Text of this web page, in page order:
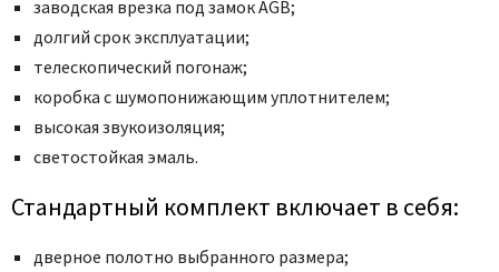
Profil Doors
Profilo Porte
Protector
Regidoors
STR
Torex
заводская врезка под замок AGB;
долгий срок эксплуатации;
телескопический погонаж;
коробка с шумопонижающим уплотнителем;
высокая звукоизоляция;
светостойкая эмаль.
Стандартный комплект включает в себя:
дверное полотно выбранного размера;